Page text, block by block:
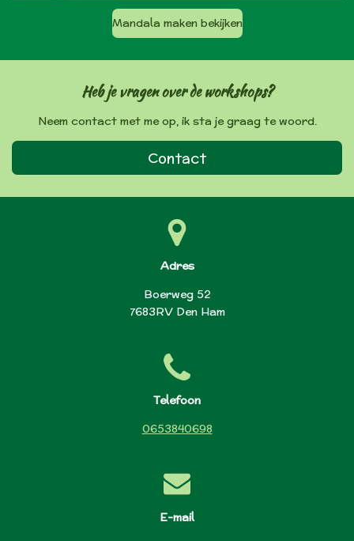
Mandala maken bekijken
Heb je vragen over de workshops?
Neem contact met me op, ik sta je graag te woord.
Contact
Adres
Boerweg 52
7683RV Den Ham
Telefoon
0653840698
E-mail